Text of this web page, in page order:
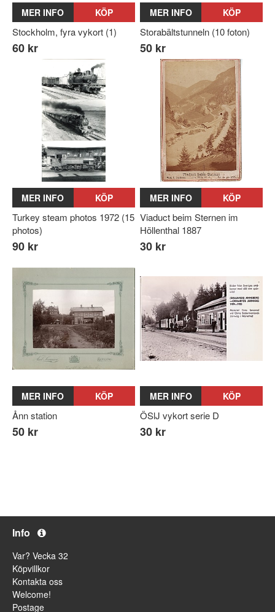
MER INFO KÖP
Stockholm, fyra vykort (1)
60 kr
MER INFO KÖP
Storabältstunneln (10 foton)
50 kr
MER INFO KÖP
Turkey steam photos 1972 (15
photos)
90 kr
MER INFO KÖP
Viaduct beim Sternen im
Höllenthal 1887
30 kr
MER INFO KÖP
Ånn station
50 kr
MER INFO KÖP
ÖSlJ vykort serie D
30 kr
Info
Var? Vecka 32
Köpvillkor
Kontakta oss
Welcome!
Postage